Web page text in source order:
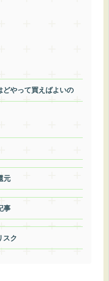
どやって買えばよいの
元
事
スク